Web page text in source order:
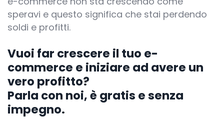
speravi e questo significa che stai perdendo
soldi e profitti.
Vuoi far crescere il tuo e-
commerce e iniziare ad avere un
vero profitto?
Parla con noi, è gratis e senza
impegno.